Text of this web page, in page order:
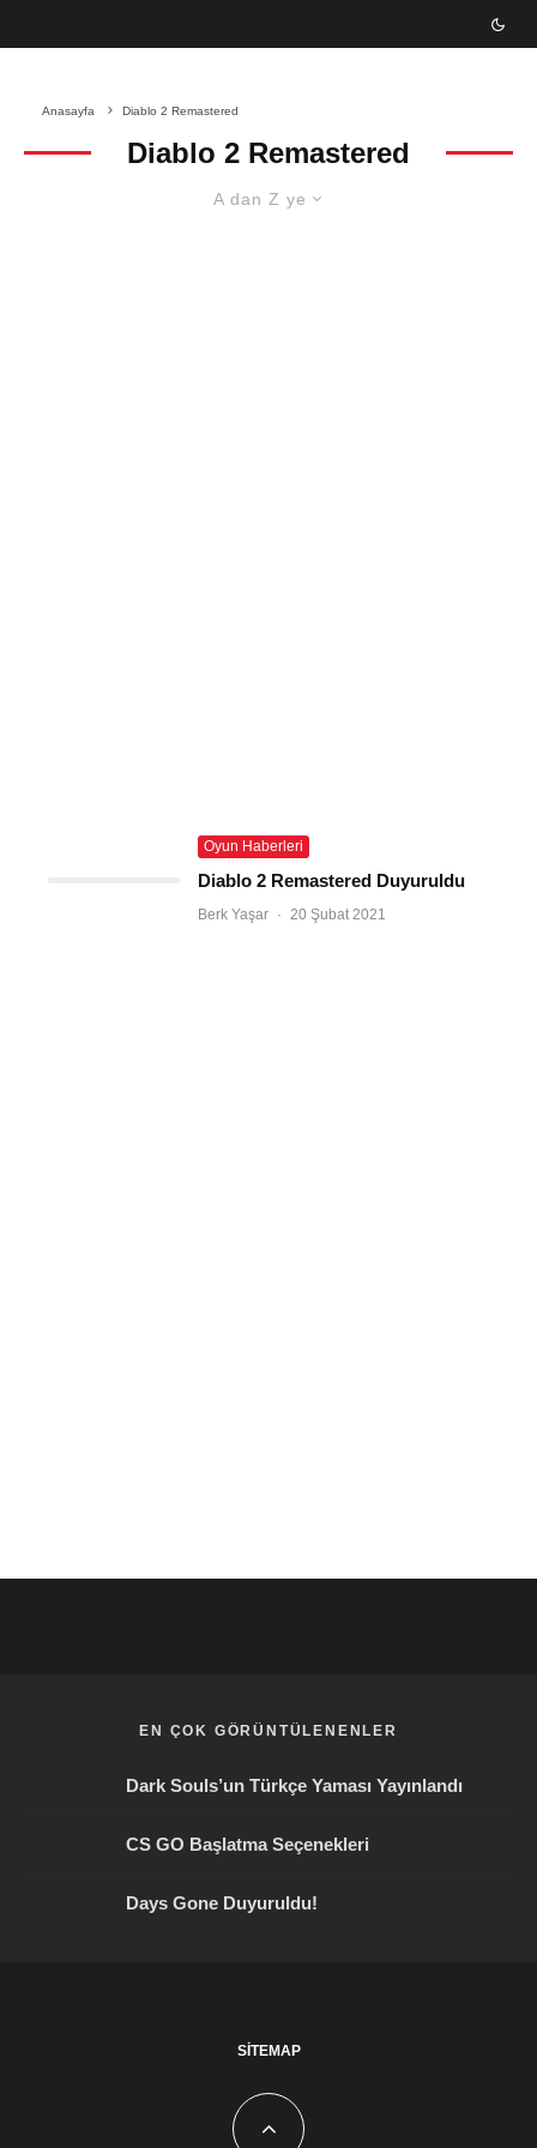
Anasayfa Diablo 2 Remastered
Diablo 2 Remastered
A dan Z ye
Oyun Haberleri
Diablo 2 Remastered Duyuruldu
Berk Yaşar · 20 Şubat 2021
EN ÇOK GÖRÜNTÜLENENLER
Dark Souls’un Türkçe Yaması Yayınlandı
CS GO Başlatma Seçenekleri
Days Gone Duyuruldu!
SITEMAP